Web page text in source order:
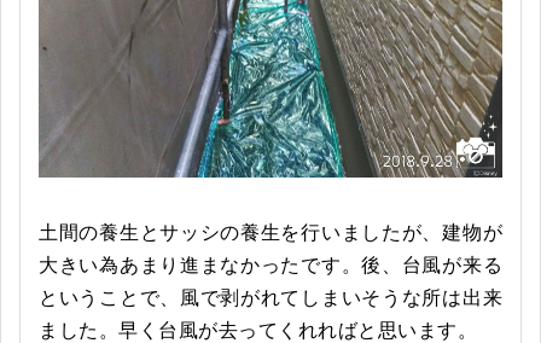
土間の養生とサッシの養生を行いましたが、建物が
大きい為あまり進まなかったです。後、台風が来る
ということで、風で剥がれてしまいそうな所は出来
ました。早く台風が去ってくれればと思います。